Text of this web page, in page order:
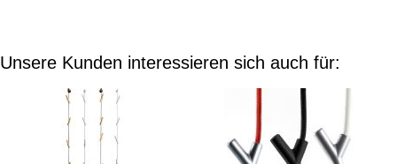
Unsere Kunden interessieren sich auch für: